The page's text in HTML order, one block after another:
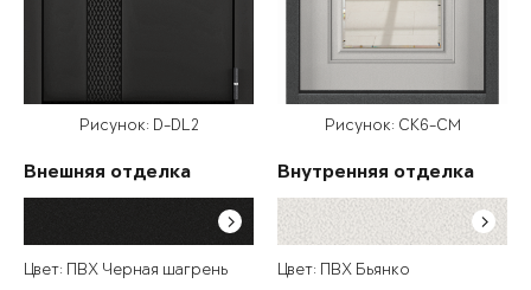
Рисунок: D-DL2
Внешняя отделка
Цвет: ПВХ Черная шагрень
Рисунок: СК6-СМ
Внутренняя отделка
Цвет: ПВХ Бьянко